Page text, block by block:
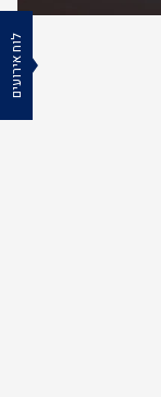
לוח אירועים